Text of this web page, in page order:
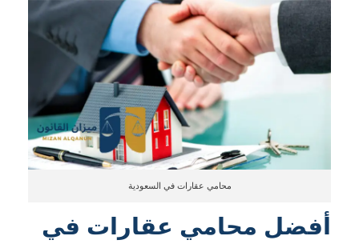
محامي عقارات في السعودية
أفضل محامي عقارات في